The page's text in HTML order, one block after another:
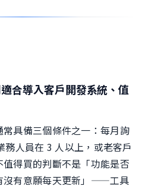
合導入客戶開發系統、值
具備三個條件之一：每月詢
人員在 3 人以上，或老客戶
得買的判斷不是「功能是否
沒有意願每天更新」——工具